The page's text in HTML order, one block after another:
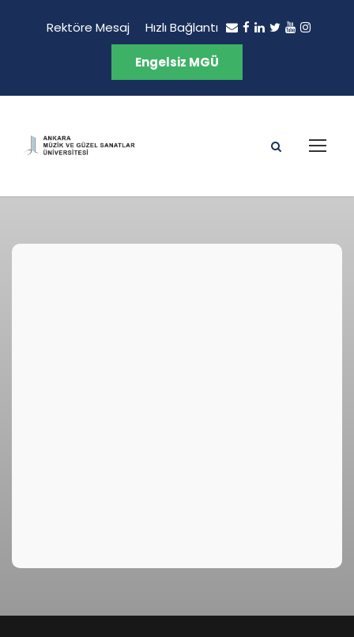
Rektöre Mesaj Hızlı Bağlantı
Engelsiz MGÜ